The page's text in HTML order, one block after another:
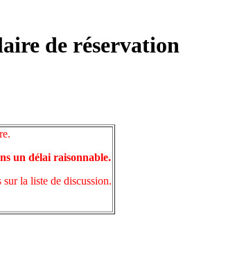
de réservation
un délai raisonnable.
la liste de discussion.